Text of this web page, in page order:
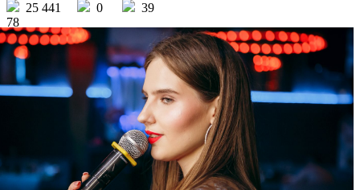
25 441
0
39
78
Рестобар-караоке VODA
/ другие события